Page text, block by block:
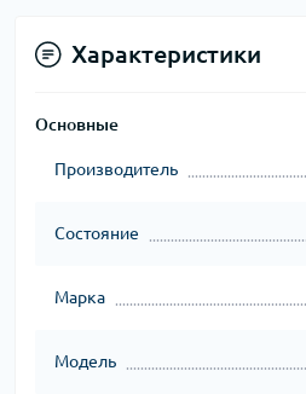
Характеристики
Основные
Производитель
Состояние
Марка
Модель